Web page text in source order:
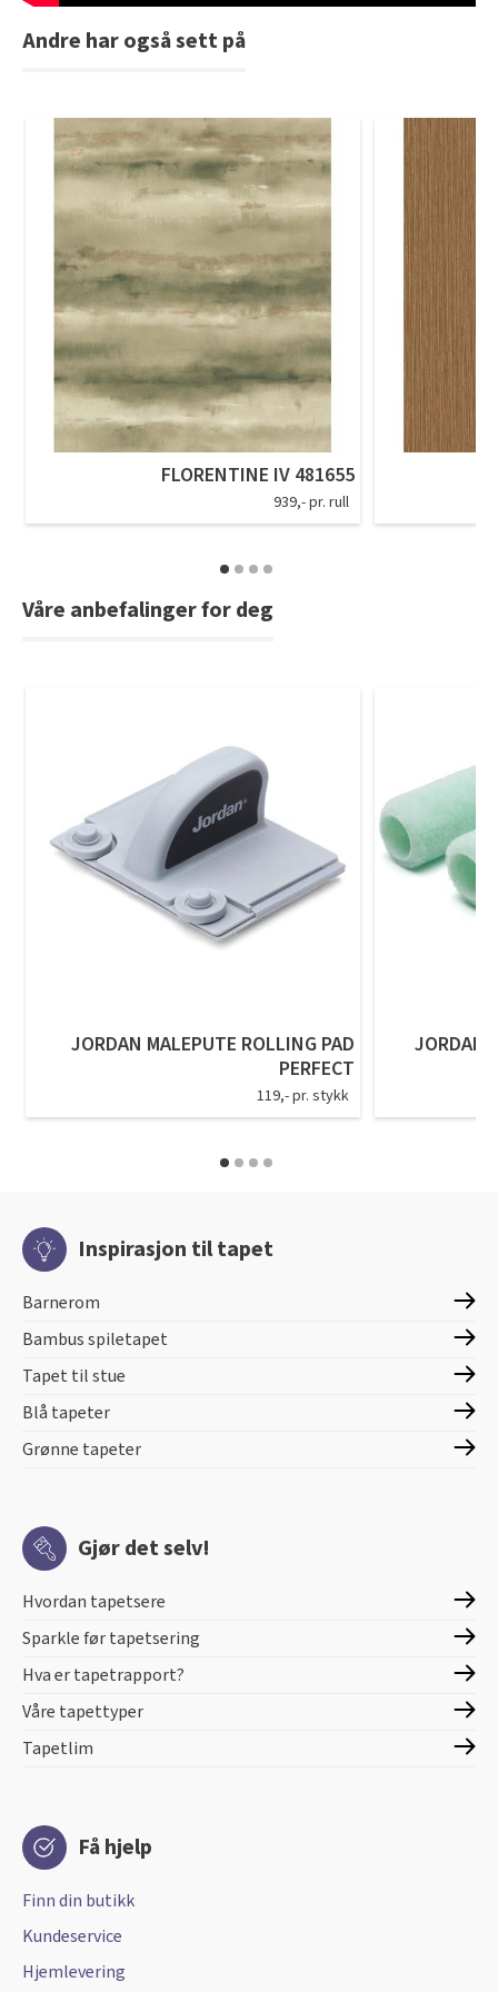
Andre har også sett på
FLORENTINE IV 481655
939,- pr. rull
Våre anbefalinger for deg
JORDAN MALEPUTE ROLLING PAD
PERFECT
119,- pr. stykk
JORDAN
Inspirasjon til tapet
Barnerom
Bambus spiletapet
Tapet til stue
Blå tapeter
Grønne tapeter
Gjør det selv!
Hvordan tapetsere
Sparkle før tapetsering
Hva er tapetrapport?
Våre tapettyper
Tapetlim
Få hjelp
Finn din butikk
Kundeservice
Hjemlevering